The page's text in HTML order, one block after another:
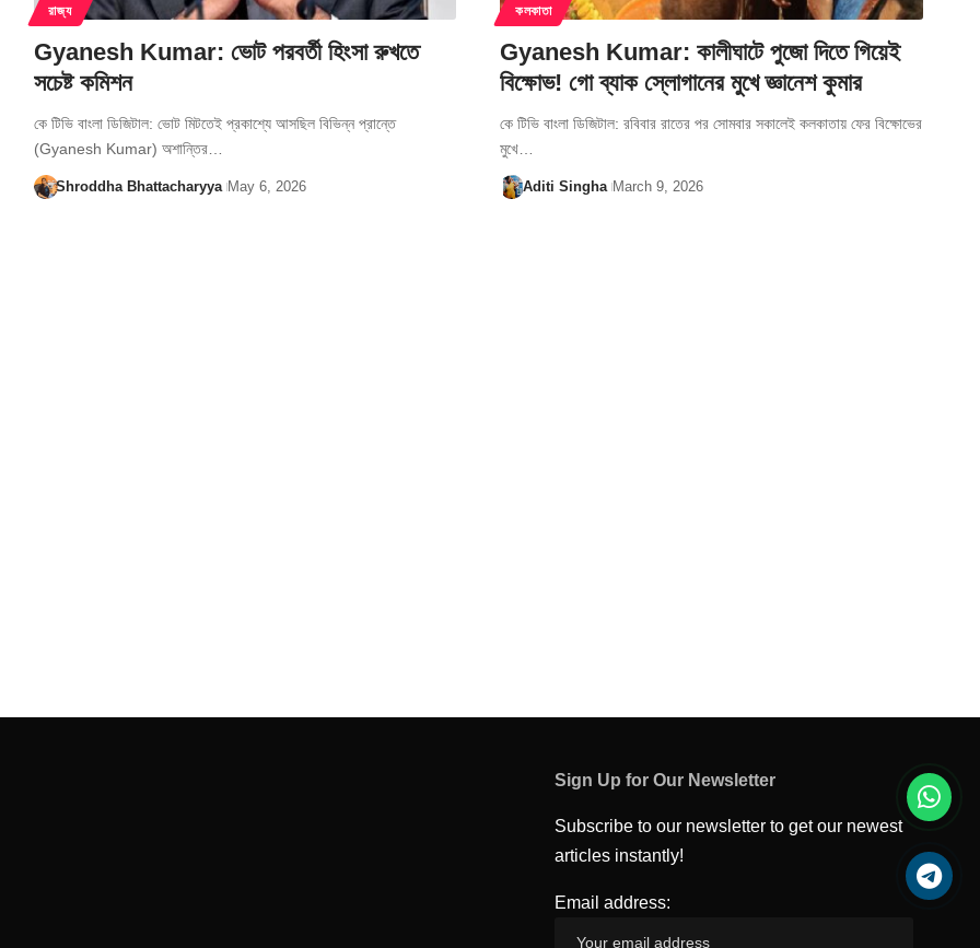
রাজ্য
Gyanesh Kumar: ভোট পরবর্তী হিংসা রুখতে
সচেষ্ট কমিশন
কে টিভি বাংলা ডিজিটাল: ভোট মিটতেই প্রকাশ্যে আসছিল বিভিন্ন প্রান্তে
(Gyanesh Kumar) অশান্তির…
Shroddha Bhattacharyya May 6, 2026
কলকাতা
Gyanesh Kumar: কালীঘাটে পুজো দিতে গিয়েই
বিক্ষোভ! গো ব্যাক স্লোগানের মুখে জ্ঞানেশ কুমার
কে টিভি বাংলা ডিজিটাল: রবিবার রাতের পর সোমবার সকালেই কলকাতায় ফের বিক্ষোভের
মুখে…
Aditi Singha March 9, 2026
Sign Up for Our Newsletter
Subscribe to our newsletter to get our newest
articles instantly!
Email address: